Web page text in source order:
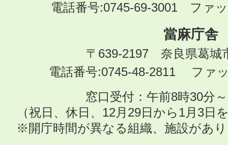
電話番号:0745-69-3001 ファ
當麻庁舎
〒639-2197 奈良県葛城
電話番号:0745-48-2811 ファ
窓口受付：午前8時30分
（祝日、休日、12月29日から1月3日
※開庁時間が異なる組織、施設があ